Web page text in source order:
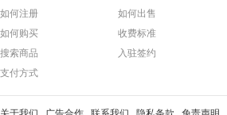
如何注册
如何购买
搜索商品
支付方式
如何出售
收费标准
入驻签约